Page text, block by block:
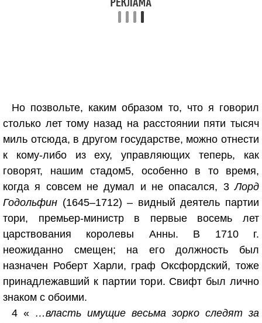
Но позвольте, каким образом то, что я говорил
столько лет тому назад на расстоянии пяти тысяч
миль отсюда, в другом государстве, можно отнести
к кому-либо из еху, управляющих теперь, как
говорят, нашим стадом5, особенно в то время,
когда я совсем не думал и не опасался, 3Лорд
Годольфин (1645–1712) – видный деятель партии
тори, премьер-министр в первые восемь лет
царствования королевы Анны. В 1710 г.
неожиданно смещен; на его должность был
назначен Роберт Харли, граф Оксфордский, тоже
принадлежавший к партии тори. Свифт был лично
знаком с обоими.
4 « …власть имущие весьма зорко следят за